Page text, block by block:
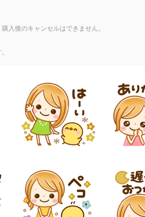
入後のキャンセルはできません。